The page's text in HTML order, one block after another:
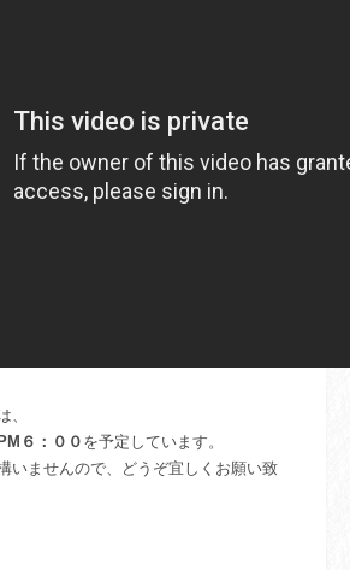
、
６：００ を予定しています。
いませんので、どうぞ宜しくお願い致